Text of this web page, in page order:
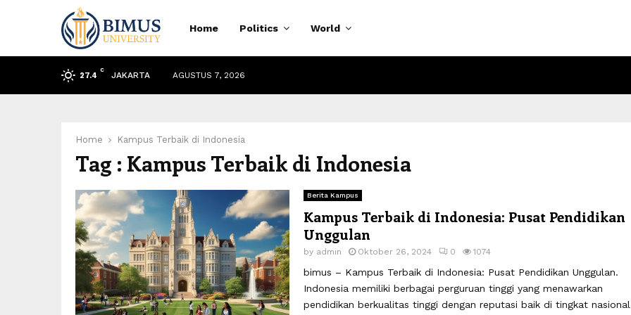
Home Politics World
27.4
C
JAKARTA AGUSTUS 7, 2026
Home Kampus Terbaik di Indonesia
Tag : Kampus Terbaik di Indonesia
Berita Kampus
Kampus Terbaik di Indonesia: Pusat Pendidikan
Unggulan
by admin Oktober 26, 2024 0 1074
bimus – Kampus Terbaik di Indonesia: Pusat Pendidikan Unggulan.
Indonesia memiliki berbagai perguruan tinggi yang menawarkan
pendidikan berkualitas tinggi dengan reputasi baik di tingkat